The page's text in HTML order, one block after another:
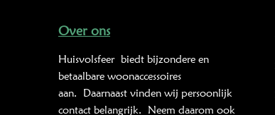
Over ons
Huisvolsfeer biedt bijzondere en
betaalbare woonaccessoires
aan. Daarnaast vinden wij persoonlijk
contact belangrijk. Neem daarom ook